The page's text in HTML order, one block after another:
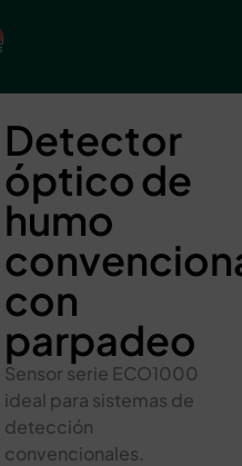
Detector
óptico de
humo
con
parpadeo
Sensor serie ECO1000
ideal para sistemas de
detección
convencionales.